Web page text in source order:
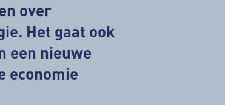
over
Het gaat ook
een nieuwe
economie